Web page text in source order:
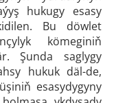
hukugy esasy
Bu döwlet
kömeginiň
Şunda saglygy
hukuk däl-de,
esasydygyny